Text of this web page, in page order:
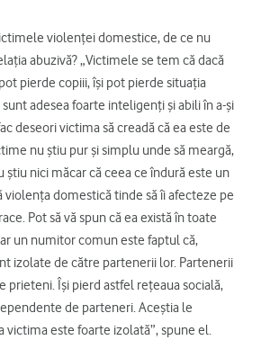
violenței domestice, de ce nu
abuzivă? „Victimele se tem că dacă
pierde copiii, își pot pierde situația
adesea foarte inteligenți și abili în a-și
deseori victima să creadă că ea este de
nu știu pur și simplu unde să meargă,
știu nici măcar că ceea ce îndură este un
violența domestică tinde să îi afecteze pe
Pot să vă spun că ea există în toate
un numitor comun este faptul că,
izolate de către partenerii lor. Partenerii
prieteni. Își pierd astfel rețeaua socială,
de parteneri. Aceștia le
victima este foarte izolată”, spune el.